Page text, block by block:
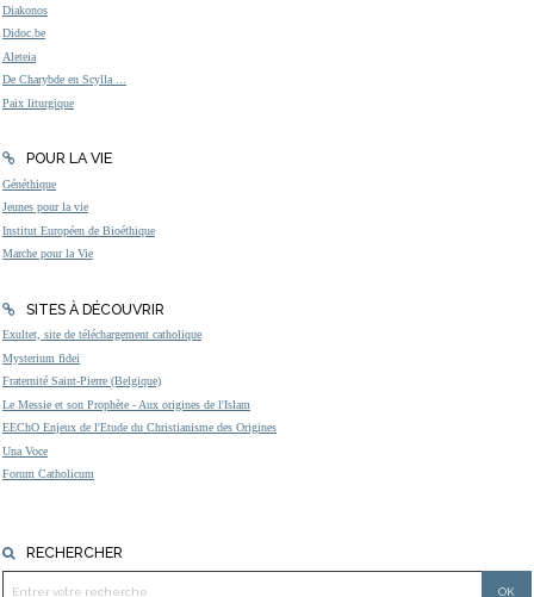
Diakonos
Didoc.be
Aleteia
De Charybde en Scylla ...
Paix liturgique
POUR LA VIE
Généthique
Jeunes pour la vie
Institut Européen de Bioéthique
Marche pour la Vie
SITES À DÉCOUVRIR
Exultet, site de téléchargement catholique
Mysterium fidei
Fraternité Saint-Pierre (Belgique)
Le Messie et son Prophète - Aux origines de l'Islam
EEChO Enjeux de l'Etude du Christianisme des Origines
Una Voce
Forum Catholicum
RECHERCHER